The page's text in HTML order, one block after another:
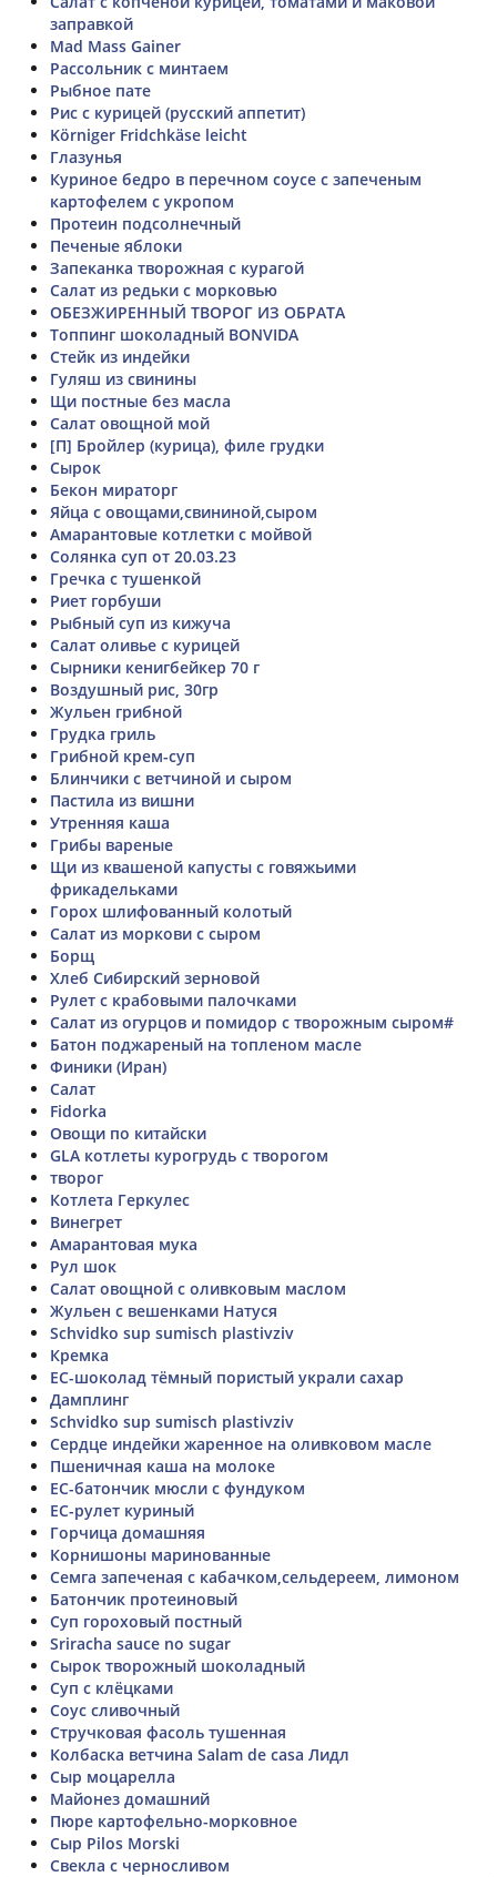
заправкой
Mad Mass Gainer
Рассольник с минтаем
Рыбное пате
Рис с курицей (русский аппетит)
Körniger Fridchkäse leicht
Глазунья
Куриное бедро в перечном соусе с запеченым
картофелем с укропом
Протеин подсолнечный
Печеные яблоки
Запеканка творожная с курагой
Салат из редьки с морковью
ОБЕЗЖИРЕННЫЙ ТВОРОГ ИЗ ОБРАТА
Топпинг шоколадный BONVIDA
Стейк из индейки
Гуляш из свинины
Щи постные без масла
Салат овощной мой
[П] Бройлер (курица), филе грудки
Сырок
Бекон мираторг
Яйца с овощами,свининой,сыром
Амарантовые котлетки с мойвой
Солянка суп от 20.03.23
Гречка с тушенкой
Риет горбуши
Рыбный суп из кижуча
Салат оливье с курицей
Сырники кенигбейкер 70 г
Воздушный рис, 30гр
Жульен грибной
Грудка гриль
Грибной крем-суп
Блинчики с ветчиной и сыром
Пастила из вишни
Утренняя каша
Грибы вареные
Щи из квашеной капусты с говяжьими
фрикадельками
Горох шлифованный колотый
Салат из моркови с сыром
Борщ
Хлеб Сибирский зерновой
Рулет с крабовыми палочками
Салат из огурцов и помидор с творожным сыром#
Батон поджареный на топленом масле
Финики (Иран)
Салат
Fidorka
Овощи по китайски
GLA котлеты курогрудь с творогом
творог
Котлета Геркулес
Винегрет
Амарантовая мука
Рул шок
Салат овощной с оливковым маслом
Жульен с вешенками Натуся
Schvidko sup sumisch plastivziv
Кремка
ЕС-шоколад тёмный пористый украли сахар
Дамплинг
Schvidko sup sumisch plastivziv
Сердце индейки жаренное на оливковом масле
Пшеничная каша на молоке
ЕС-батончик мюсли с фундуком
ЕС-рулет куриный
Горчица домашняя
Корнишоны маринованные
Семга запеченая с кабачком,сельдереем, лимоном
Батончик протеиновый
Суп гороховый постный
Sriracha sauce no sugar
Сырок творожный шоколадный
Суп с клёцками
Соус сливочный
Стручковая фасоль тушенная
Колбаска ветчина Salam de casа Лидл
Сыр моцарелла
Майонез домашний
Пюре картофельно-морковное
Сыр Pilos Morski
Свекла с черносливом